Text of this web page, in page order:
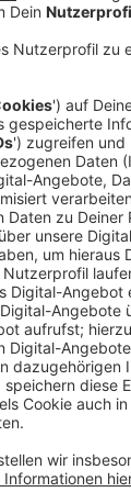
Rückzug im
den
Ein
mit 200
und
Jahr
aus
auf dem